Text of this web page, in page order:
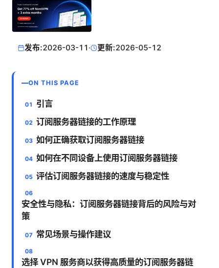
发布:2026-03-11 · 更新:2026-05-12
ON THIS PAGE
引言
订阅服务器链接的工作原理
如何正确获取订阅服务器链接
如何在不同设备上使用订阅服务器链接
评估订阅服务器链接的速度与稳定性
安全性与隐私：订阅服务器链接背后的风险与对
策
常见场景与操作建议
选择 VPN 服务商以获得高质量的订阅服务器链